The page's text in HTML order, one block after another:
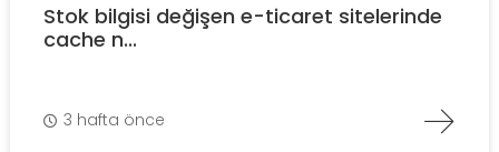
Stok bilgisi değişen e-ticaret sitelerinde
cache n...
3 hafta önce